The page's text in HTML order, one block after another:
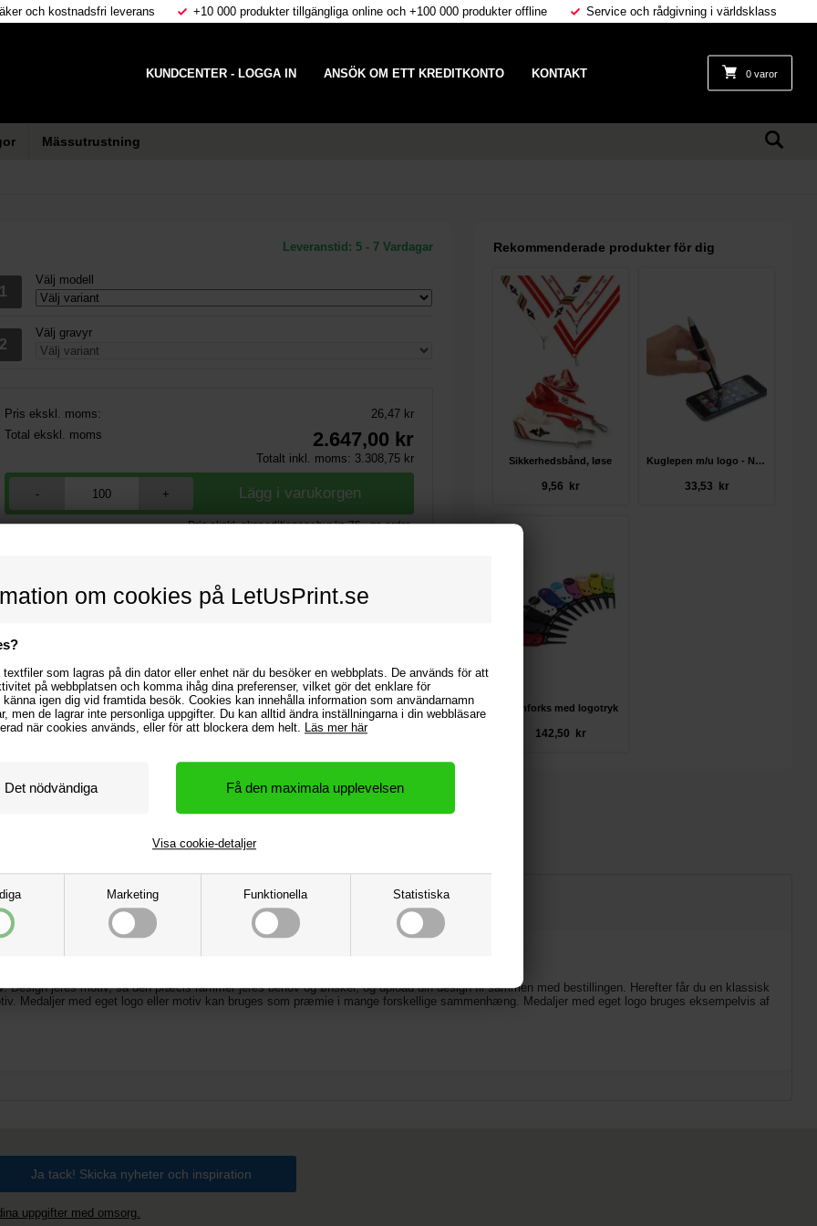
om cookies på LetUsPrint.se
som lagras på din dator eller enhet när du besöker en webbplats. De används för att
på webbplatsen och komma ihåg dina preferenser, vilket gör det enklare för
igen dig vid framtida besök. Cookies kan innehålla information som användarnamn
men de lagrar inte personliga uppgifter. Du kan alltid ändra inställningarna i din webbläsare
när cookies används, eller för att blockera dem helt. Läs mer här
Marketing Funktionella Statistiska
Visa cookie-detaljer
och kostnadsfri leverans +10 000 produkter tillgängliga online och +100 000 produkter offline Service och rådgivning i världsklass
0 varor
KUNDCENTER - LOGGA IN ANSÖK OM ETT KREDITKONTO KONTAKT
Mässutrustning
Leveranstid: 5 - 7 Vardagar
Välj modell
Välj gravyr
Pris ekskl. moms:
26,47 kr
Total ekskl. moms
2.647,00 kr
Totalt inkl. moms: 3.308,75kr
- +
Pris ekskl. ekspeditionsgebyr kr. 75,- pr. ordre.
Mängd
Pris/st.
Rekommenderade produkter för dig
Sikkerhedsbånd, løse
9,56 kr
Kuglepen m/u logo - NASH
33,53 kr
Pitchforks med logotryk
142,50 kr
mall
Design jeres motiv, så den præcis rammer jeres behov og ønsker, og upload din design fil sammen med bestillingen. Herefter får du en klassisk
Medaljer med eget logo eller motiv kan bruges som præmie i mange forskellige sammenhæng. Medaljer med eget logo bruges eksempelvis af
uppgifter med omsorg.